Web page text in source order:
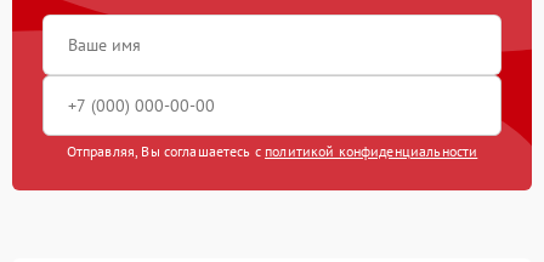
Отправляя, Вы соглашаетесь с политикой конфиденциальности